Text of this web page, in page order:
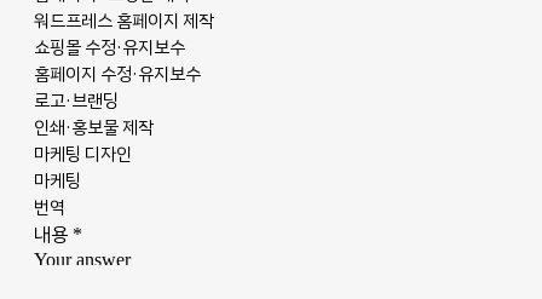
회사소개
고객센터
구독 플랜
마이페이지
광고 및 제휴문의
구독자 의견
개인정보취급방침